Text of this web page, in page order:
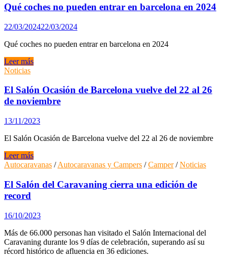
edición
descafeinada
de
Automobile
Barcelona
Qué coches no pueden entrar en barcelona en 2024
22/03/202422/03/2024
Qué coches no pueden entrar en barcelona en 2024
Qué
coches
pueden
entrar
en
en
2024
Leer más
Noticias
El Salón Ocasión de Barcelona vuelve del 22 al 26
de noviembre
13/11/2023
El Salón Ocasión de Barcelona vuelve del 22 al 26 de noviembre
El
Salón
de
Barcelona
vuelve
22
al
26
de
noviembre
Leer más
Autocaravanas /Autocaravanas y Campers /Camper/Noticias
El Salón del Caravaning cierra una edición de
record
16/10/2023
Más de 66.000 personas han visitado el Salón Internacional del
Caravaning durante los 9 días de celebración, superando así su
récord histórico de afluencia en 36 ediciones.